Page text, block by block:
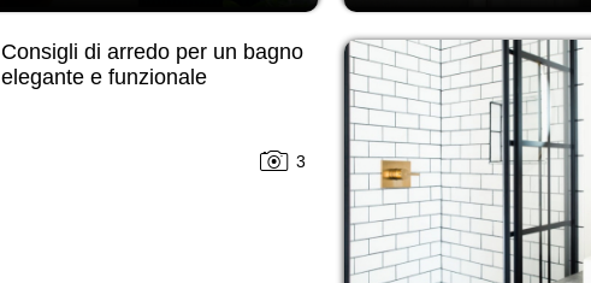
Consigli di arredo per un bagno
elegante e funzionale
3